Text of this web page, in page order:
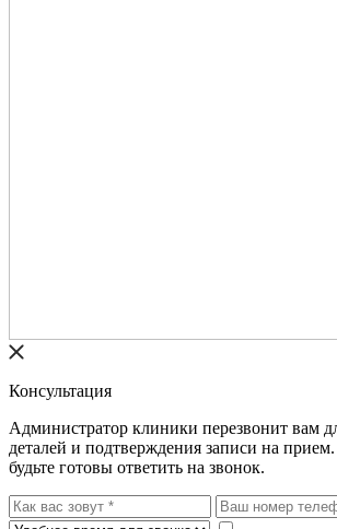
Консультация
Администратор клиники перезвонит вам
деталей и подтверждения записи на
будьте готовы ответить на звонок.